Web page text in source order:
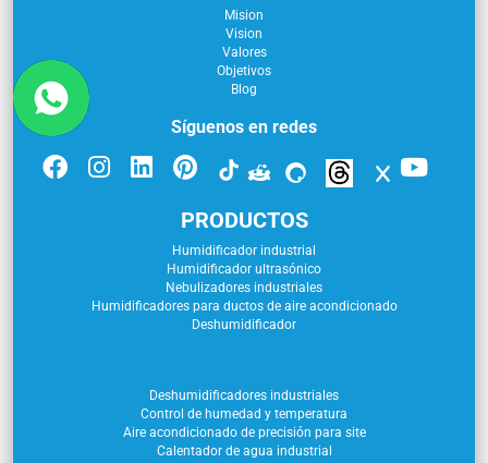
Mision
Vision
Valores
Objetivos
Blog
Síguenos en redes
PRODUCTOS
Humidificador industrial
Humidificador ultrasónico
Nebulizadores industriales
Humidificadores para ductos de aire acondicionado
Deshumidificador
Deshumidificadores industriales
Control de humedad y temperatura
Aire acondicionado de precisión para site
Calentador de agua industrial